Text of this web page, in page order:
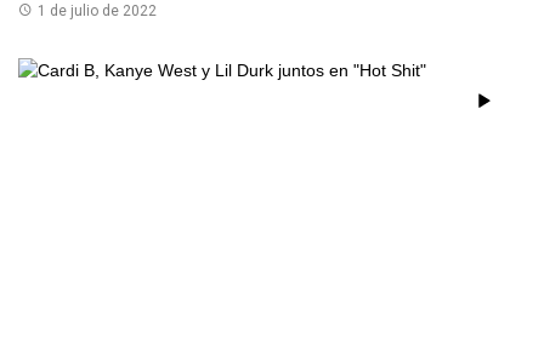
1 de julio de 2022